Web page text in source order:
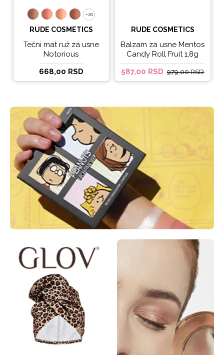
+20
+20
RUDE COSMETICS
Tečni mat ruž za usne
Notorious
668,00 RSD
RUDE COSMETICS
Balzam za usne Mentos
Candy Roll Fruit 1,8g
587,00 RSD 979,00 RSD